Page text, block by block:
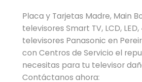
Placa y Tarjetas Madre, Main
televisores Smart TV, LCD,
televisores Panasonic en
con Centros de Servicio el
necesitas para tu televisor
Contáctanos ahora: